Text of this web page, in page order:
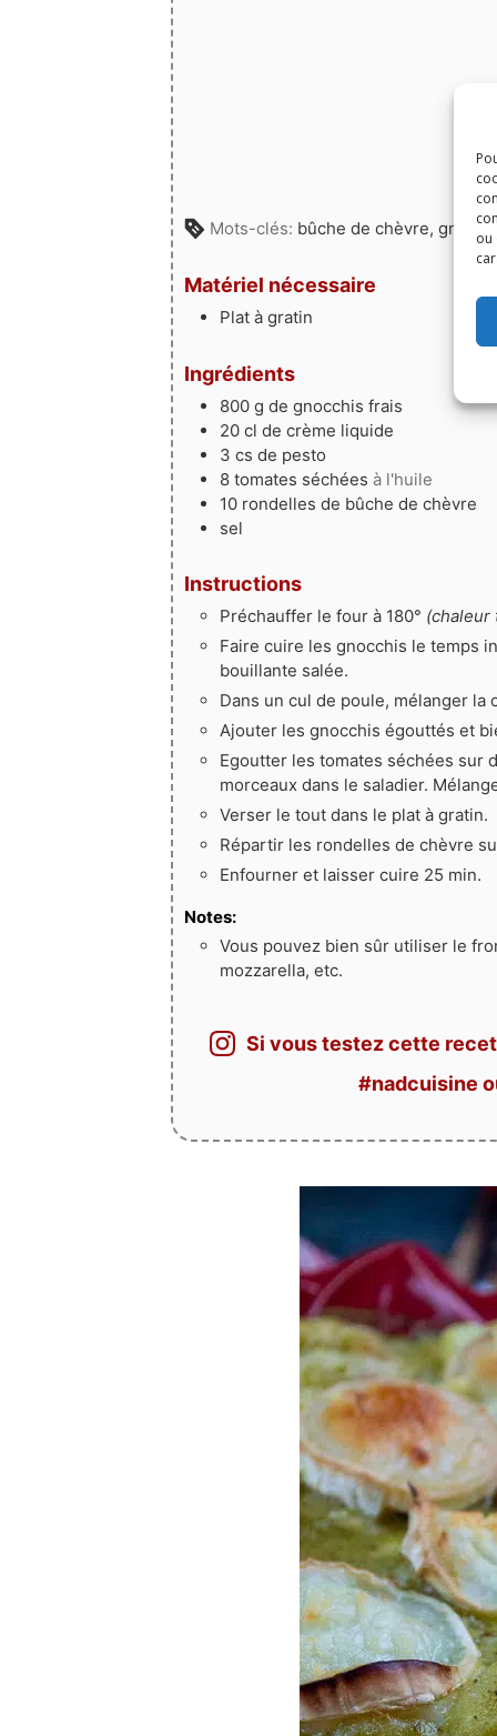
ou
Mots-clés: bûche de chèvre,
Matériel nécessaire
Plat à gratin
Ingrédients
800 g de gnocchis frais
20 cl de crème liquide
3 cs de pesto
8 tomates séchées à l'huile
10 rondelles de bûche de chèvre
sel
Instructions
Préchauffer le four à 180° (chaleur
Faire cuire les gnocchis le temps
bouillante salée.
Dans un cul de poule, mélanger la
Ajouter les gnocchis égouttés et
Egoutter les tomates séchées sur
morceaux dans le saladier.
Verser le tout dans le plat à gratin.
Répartir les rondelles de chèvre
Enfourner et laisser cuire 25 min.
Notes:
Vous pouvez bien sûr utiliser le
mozzarella, etc.
Si vous testez cette
#nadcuisine